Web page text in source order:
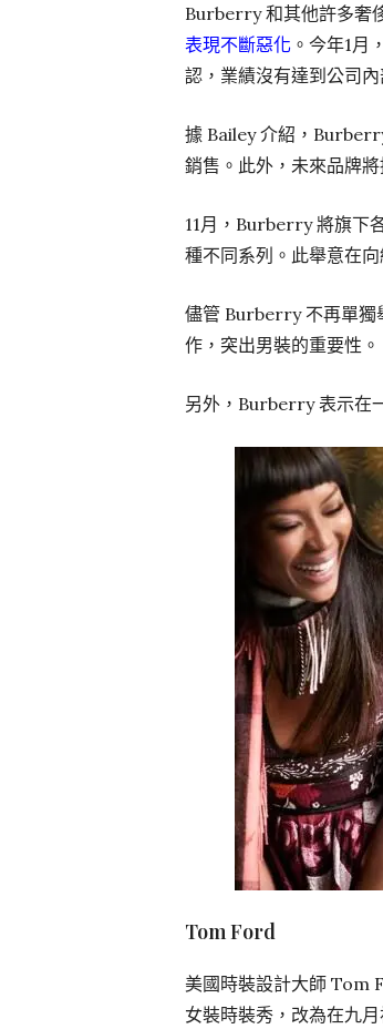
Burberry 和其他許多奢
表現不斷惡化 。今年1月
認，業績沒有達到公司內
據 Bailey 介紹，
銷售。此外，未來品牌
11月，Burberry 將旗下
種不同系列。此舉意在
儘管 Burberry 不再單獨
作，突出男裝的重要性。
另外，Burberry 表示在
Tom Ford
美國時裝設計大師 Tom
女裝時裝秀，改為在九